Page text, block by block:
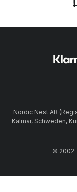
Nordic Nest AB
Kalmar, Schweden,
© 2002